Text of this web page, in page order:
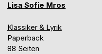
Lisa Sofie Mros
Klassiker & Lyrik
Paperback
88 Seiten